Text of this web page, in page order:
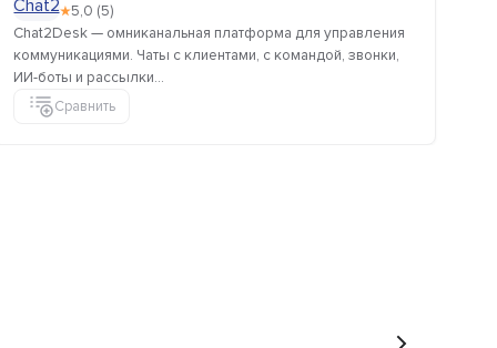
★5,0 (5)
Chat2Desk — омниканальная платформа для управления
коммуникациями. Чаты с клиентами, с командой, звонки,
ИИ-боты и рассылки...
Сравнить